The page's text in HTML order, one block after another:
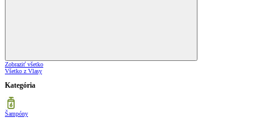
Zobraziť všetko
Všetko z Vlasy
Kategória
Šampóny